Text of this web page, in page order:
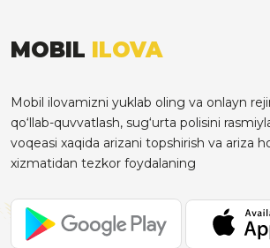
MOBIL ILOVA
Mobil ilovamizni yuklab oling va onlayn
qo‘llab-quvvatlash, sug‘urta polisini
voqeasi xaqida arizani topshirish va ariza
xizmatidan tezkor foydalaning